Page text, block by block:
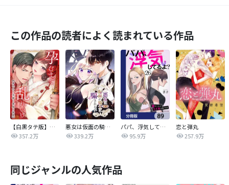
この作品の読者によく読まれている作品
【白黒タテ版】孕むまで乱れいけ～身代わり花嫁と軍服の猛愛
357.2万
悪女は仮面の騎士に騙されない
339.2万
パパ、浮気してるよ？娘と二人でクズ夫を捨てます【分冊版】
95.9万
恋と弾丸
257.9万
同じジャンルの人気作品